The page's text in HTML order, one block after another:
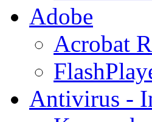
Adobe
Acrobat
Antivirus -